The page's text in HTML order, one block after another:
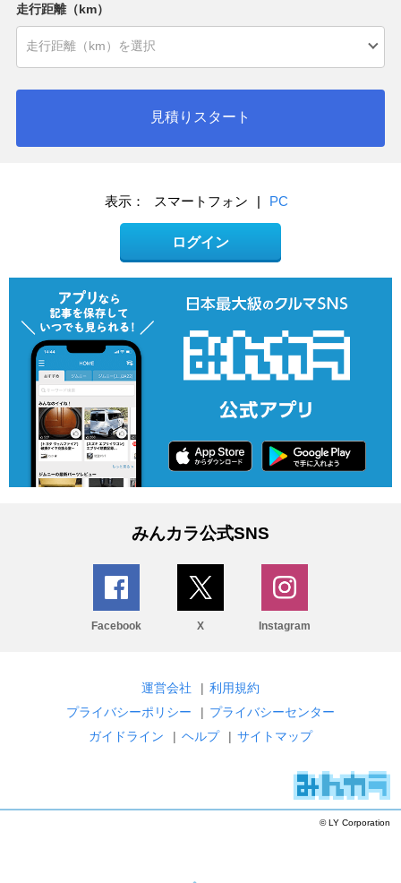
走行距離（km）
見積りスタート
表示： スマートフォン | PC
ログイン
みんカラ公式SNS
Facebook X Instagram
運営会社 | 利用規約
プライバシーポリシー
| プライバシーセンター
ガイドライン
| ヘルプ | サイトマップ
© LY Corporation